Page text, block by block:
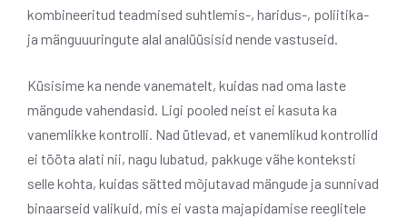
kombineeritud teadmised suhtlemis-, haridus-, poliitika-
ja mänguuuringute alal analüüsisid nende vastuseid.
Küsisime ka nende vanematelt, kuidas nad oma laste
mängude vahendasid. Ligi pooled neist ei kasuta ka
vanemlikke kontrolli. Nad ütlevad, et vanemlikud kontrollid
ei tööta alati nii, nagu lubatud, pakkuge vähe konteksti
selle kohta, kuidas sätted mõjutavad mängude ja sunnivad
binaarseid valikuid, mis ei vasta majapidamise reeglitele